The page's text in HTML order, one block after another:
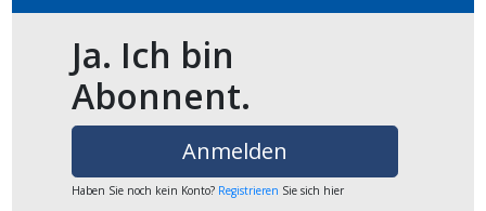
Ja. Ich bin
Abonnent.
Anmelden
Haben Sie noch kein Konto? Registrieren Sie sich hier